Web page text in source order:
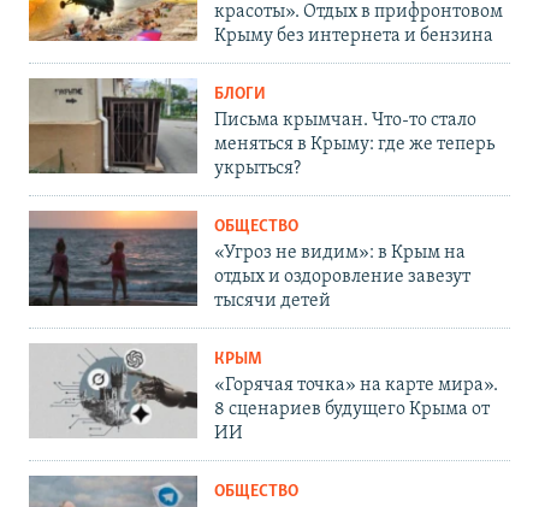
красоты». Отдых в прифронтовом
Крыму без интернета и бензина
БЛОГИ
Письма крымчан. Что-то стало
меняться в Крыму: где же теперь
укрыться?
ОБЩЕСТВО
«Угроз не видим»: в Крым на
отдых и оздоровление завезут
тысячи детей
КРЫМ
«Горячая точка» на карте мира».
8 сценариев будущего Крыма от
ИИ
ОБЩЕСТВО